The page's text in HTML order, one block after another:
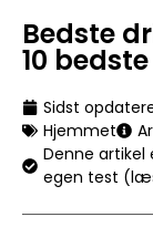
Bedste
10
Sidst
Hjemmet
Denne artikel
egen test